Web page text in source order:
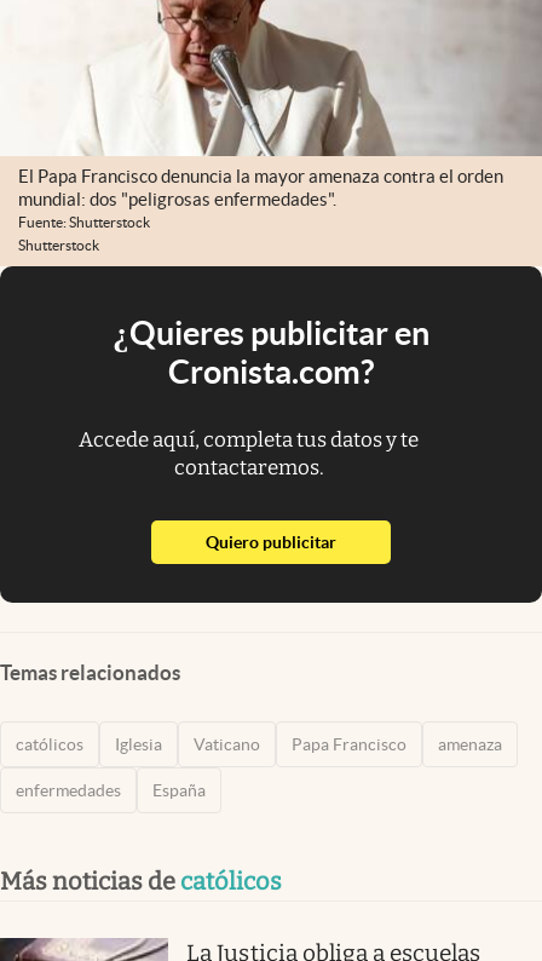
El Papa Francisco denuncia la mayor amenaza contra el orden
mundial: dos "peligrosas enfermedades".
Fuente: Shutterstock
Shutterstock
¿Quieres publicitar en
Cronista.com?
Accede aquí, completa tus datos y te
contactaremos.
Quiero publicitarabre en nueva pestaña
Temas relacionados
católicos Iglesia Vaticano Papa Francisco amenaza
enfermedades España
Más noticias de católicos
La Justicia obliga a escuelas